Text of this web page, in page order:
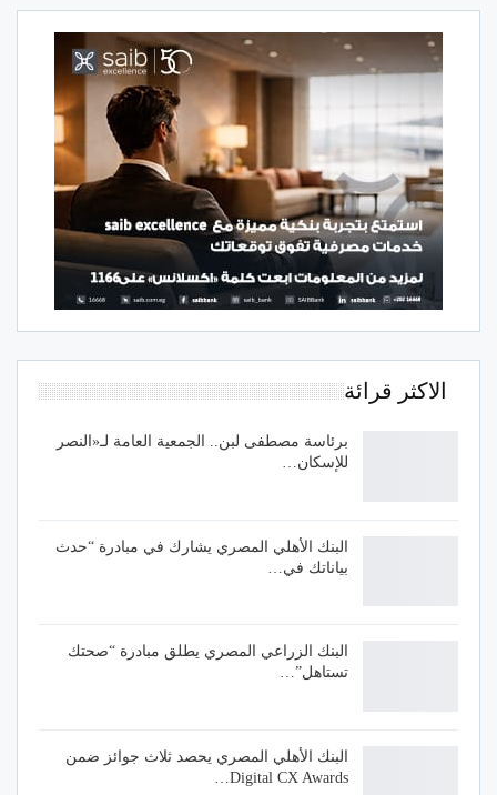
الاكثر قرائة
برئاسة مصطفى لبن.. الجمعية العامة لـ«النصر
للإسكان…
البنك الأهلي المصري يشارك في مبادرة “حدث
بياناتك في…
البنك الزراعي المصري يطلق مبادرة “صحتك
تستاهل”…
البنك الأهلي المصري يحصد ثلاث جوائز ضمن
Digital CX Awards…